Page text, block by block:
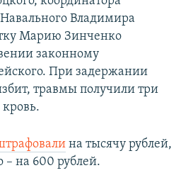
Владимира
Марию Зинченко
законному
При задержании
травмы получили три
на тысячу рублей,
– на 600 рублей.